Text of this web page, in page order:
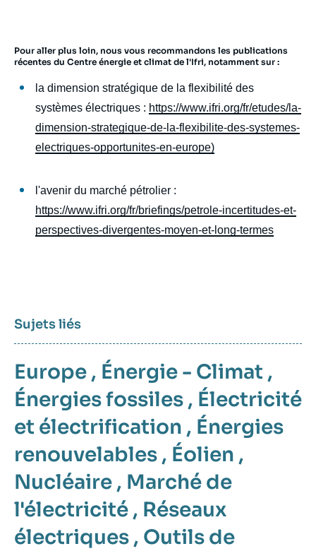
Pour aller plus loin, nous vous recommandons les publications
récentes du Centre énergie et climat de l'Ifri, notamment sur :
la dimension stratégique de la flexibilité des
systèmes électriques : https://www.ifri.org/fr/etudes/la-
dimension-strategique-de-la-flexibilite-des-systemes-
electriques-opportunites-en-europe)
l'avenir du marché pétrolier :
https://www.ifri.org/fr/briefings/petrole-incertitudes-et-
perspectives-divergentes-moyen-et-long-termes
Sujets liés
Europe , Énergie - Climat ,
Énergies fossiles , Électricité
et électrification , Énergies
renouvelables , Éolien ,
Nucléaire , Marché de
l'électricité , Réseaux
électriques , Outils de